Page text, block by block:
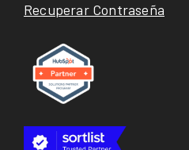
Recuperar Contraseña